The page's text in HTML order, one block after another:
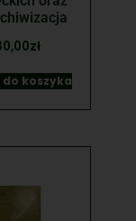
zł
do koszyka